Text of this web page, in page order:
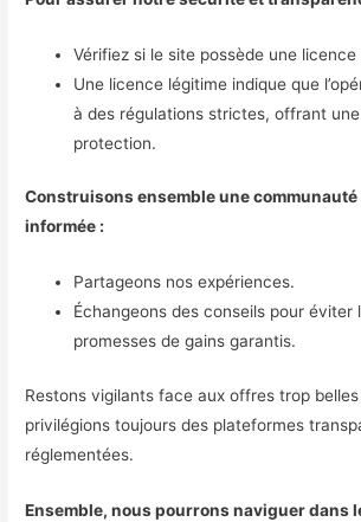
Vérifiez si le site possède une licence
Une licence légitime indique que
à des régulations strictes, offrant
protection.
Construisons ensemble une
informée :
Partageons nos expériences.
Échangeons des conseils pour éviter
promesses de gains garantis.
Restons vigilants face aux offres trop
privilégions toujours des plateformes
réglementées.
Ensemble, nous pourrons naviguer dans